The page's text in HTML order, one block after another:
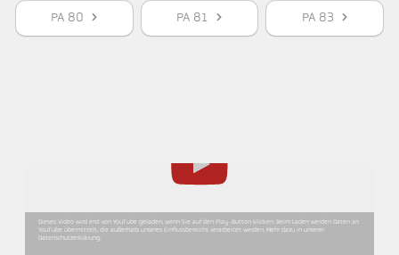
PA 80 PA 81 PA 83
Dieses Video wird erst von YouTube geladen, wenn Sie auf den Play-Button klicken. Beim Laden werden Daten an
YouTube übermittelt, die außerhalb unseres Einflussbereichs verarbeitet werden. Mehr dazu in unserer
Datenschutzerklärung.